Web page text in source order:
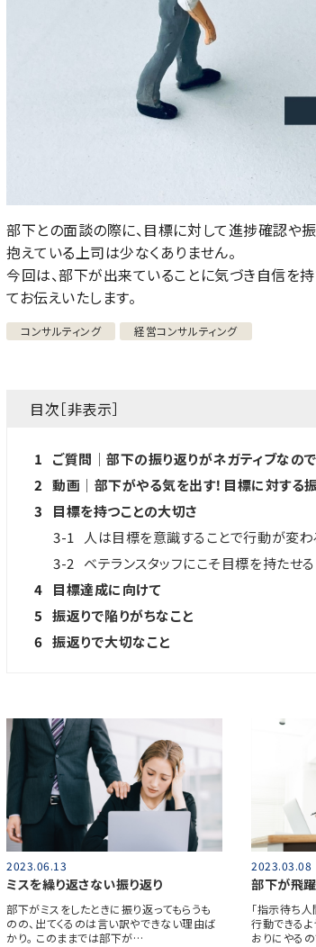
部下との面談の際に、目標に対して進捗確認や
抱えている上司は少なくありません。
今回は、部下が出来ていることに気づき自信を
てお伝えいたします。
コンサルティング 経営コンサルティング
目次［非表示］
1
ご質問│部下の振り返りがネガティブなの
2 動画│部下がやる気を出す！目標に対する
3
目標を持つことの大切さ
3-1 人は目標を意識することで行動が変わ
3-2 ベテランスタッフにこそ目標を持たせる
4
目標達成に向けて
5 振返りで陥りがちなこと
6 振返りで大切なこと
2023.06.13
ミスを繰り返さない振り返り
部下がミスをしたときに振り返ってもらうも
のの、出てくるのは言い訳やできない理由ば
かり。 このままでは部下が…
2023.03.08
部下が飛
「指示待ち
行動できるよ
おりにやる